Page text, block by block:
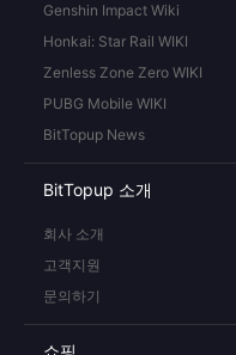
Genshin Impact Wiki
Honkai: Star Rail WIKI
Zenless Zone Zero WIKI
PUBG Mobile WIKI
BitTopup News
BitTopup 소개
회사 소개
고객지원
문의하기